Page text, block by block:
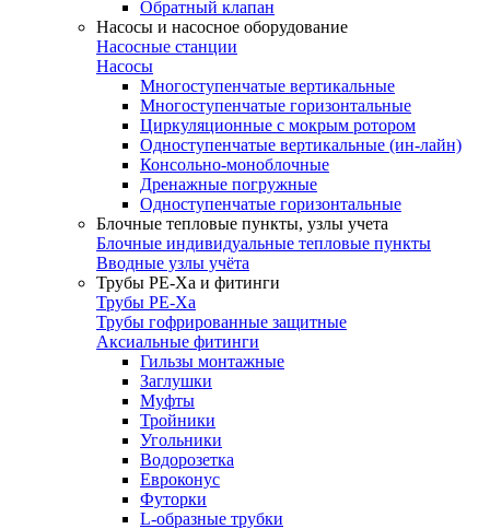
Обратный клапан
Насосы и насосное оборудование
Насосные станции
Насосы
Многоступенчатые вертикальные
Многоступенчатые горизонтальные
Циркуляционные с мокрым ротором
Одноступенчатые вертикальные (ин-лайн)
Консольно-моноблочные
Дренажные погружные
Одноступенчатые горизонтальные
Блочные тепловые пункты, узлы учета
Блочные индивидуальные тепловые пункты
Вводные узлы учёта
Трубы РЕ-Ха и фитинги
Трубы РЕ-Ха
Трубы гофрированные защитные
Аксиальные фитинги
Гильзы монтажные
Заглушки
Муфты
Тройники
Угольники
Водорозетка
Евроконус
Футорки
L-образные трубки